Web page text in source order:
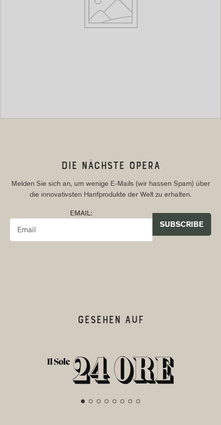
DIE NÄCHSTE OPERA
Melden Sie sich an, um wenige E-Mails (wir hassen Spam) über
die innovativsten Hanfprodukte der Welt zu erhalten.
EMAIL:
GESEHEN AUF